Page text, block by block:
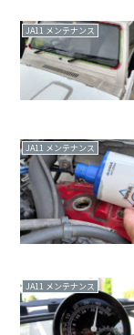
JA11 メンテナンス
JA11 メンテナンス
JA11 メンテナンス